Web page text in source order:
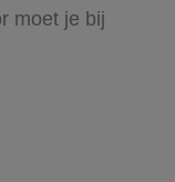
moet je bij